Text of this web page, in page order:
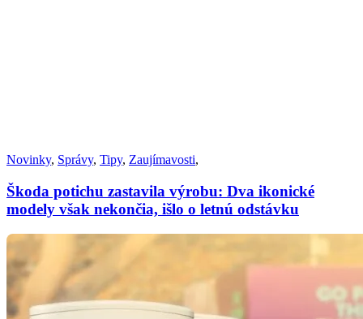
Novinky, Správy, Tipy, Zaujímavosti,
Škoda potichu zastavila výrobu: Dva ikonické
modely však nekončia, išlo o letnú odstávku